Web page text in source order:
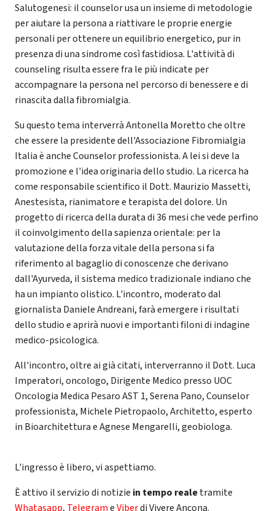
Salutogenesi: il counselor usa un insieme di metodologie
per aiutare la persona a riattivare le proprie energie
personali per ottenere un equilibrio energetico, pur in
presenza di una sindrome così fastidiosa. L'attività di
counseling risulta essere fra le più indicate per
accompagnare la persona nel percorso di benessere e di
rinascita dalla fibromialgia.
Su questo tema interverrà Antonella Moretto che oltre
che essere la presidente dell'Associazione Fibromialgia
Italia è anche Counselor professionista. A lei si deve la
promozione e l'idea originaria dello studio. La ricerca ha
come responsabile scientifico il Dott. Maurizio Massetti,
Anestesista, rianimatore e terapista del dolore. Un
progetto di ricerca della durata di 36 mesi che vede perfino
il coinvolgimento della sapienza orientale: per la
valutazione della forza vitale della persona si fa
riferimento al bagaglio di conoscenze che derivano
dall'Ayurveda, il sistema medico tradizionale indiano che
ha un impianto olistico. L'incontro, moderato dal
giornalista Daniele Andreani, farà emergere i risultati
dello studio e aprirà nuovi e importanti filoni di indagine
medico-psicologica.
All'incontro, oltre ai già citati, interverranno il Dott. Luca
Imperatori, oncologo, Dirigente Medico presso UOC
Oncologia Medica Pesaro AST 1, Serena Pano, Counselor
professionista, Michele Pietropaolo, Architetto, esperto
in Bioarchitettura e Agnese Mengarelli, geobiologa.
L'ingresso è libero, vi aspettiamo.
È attivo il servizio di notizie in tempo realetramite
Whatasapp, TelegrameViberdi Vivere Ancona.